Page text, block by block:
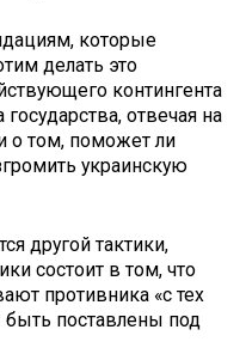
которые
делать это
контингента
государства, отвечая на
о том, поможет ли
украинскую
другой тактики,
состоит в том, что
противника «с тех
поставлены под